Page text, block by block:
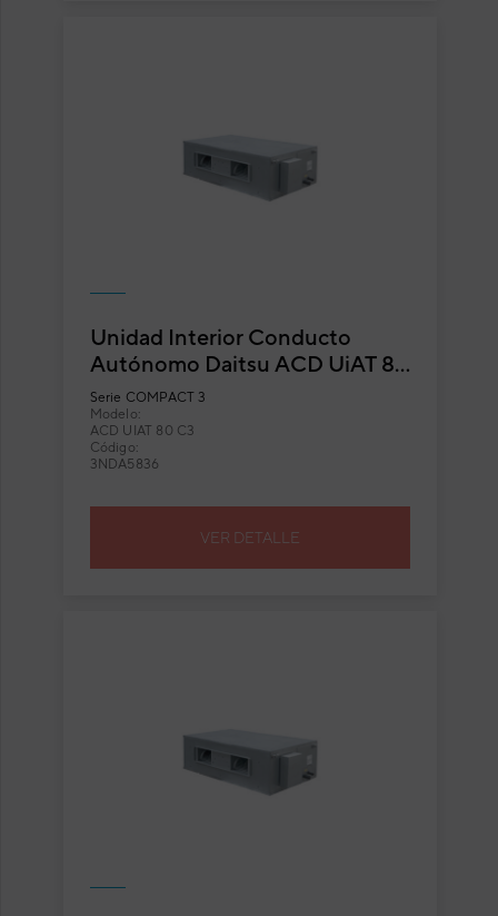
Unidad Interior Conducto
Autónomo Daitsu ACD UiAT 80
C3
Serie COMPACT 3
Modelo:
ACD UIAT 80 C3
Código:
3NDA5836
VER DETALLE